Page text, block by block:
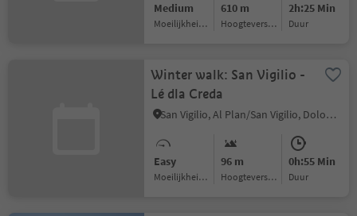
Medium
Moeilijkheidsgraad
610 m
Hoogteverschil
2h:25 Min
Duur
Winter walk: San Vigilio -
Lé dla Creda
San Vigilio, Al Plan/San Vigilio, Dolomites Region Kronplatz/Plan de Corones
Easy
Moeilijkheidsgraad
96 m
Hoogteverschil
0h:55 Min
Duur